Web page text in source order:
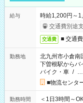
給与
時給1,200円～
交通費別途
交通費 ■ 交通
勤務地
北九州市小倉南
下曽根駅からバ
バイク・車 / …
■物流センタ
勤務時間
＜1日3時間～OK！＞ ▼ 例えば… ▼ 15:00～